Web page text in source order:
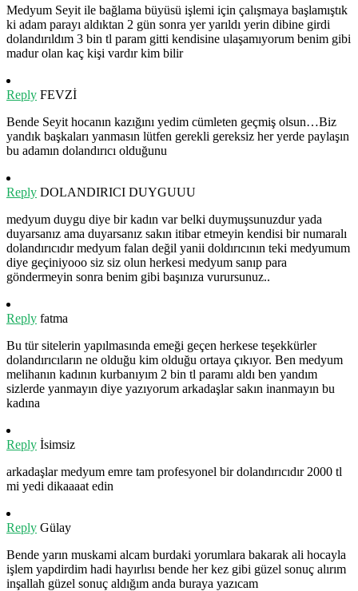
Medyum Seyit ile bağlama büyüsü işlemi için çalışmaya başlamıştık
ki adam parayı aldıktan 2 gün sonra yer yarıldı yerin dibine girdi
dolandırıldım 3 bin tl param gitti kendisine ulaşamıyorum benim gibi
madur olan kaç kişi vardır kim bilir
Reply FEVZİ
Bende Seyit hocanın kazığını yedim cümleten geçmiş olsun…Biz
yandık başkaları yanmasın lütfen gerekli gereksiz her yerde paylaşın
bu adamın dolandırıcı olduğunu
Reply DOLANDIRICI DUYGUUU
medyum duygu diye bir kadın var belki duymuşsunuzdur yada
duyarsanız ama duyarsanız sakın itibar etmeyin kendisi bir numaralı
dolandırıcıdır medyum falan değil yanii doldırıcının teki medyumum
diye geçiniyooo siz siz olun herkesi medyum sanıp para
göndermeyin sonra benim gibi başınıza vurursunuz..
Reply fatma
Bu tür sitelerin yapılmasında emeği geçen herkese teşekkürler
dolandırıcıların ne olduğu kim olduğu ortaya çıkıyor. Ben medyum
melihanın kadının kurbanıyım 2 bin tl paramı aldı ben yandım
sizlerde yanmayın diye yazıyorum arkadaşlar sakın inanmayın bu
kadına
Reply İsimsiz
arkadaşlar medyum emre tam profesyonel bir dolandırıcıdır 2000 tl
mi yedi dikaaaat edin
Reply Gülay
Bende yarın muskami alcam burdaki yorumlara bakarak ali hocayla
işlem yapdirdim hadi hayırlısı bende her kez gibi güzel sonuç alırım
inşallah güzel sonuç aldığım anda buraya yazıcam